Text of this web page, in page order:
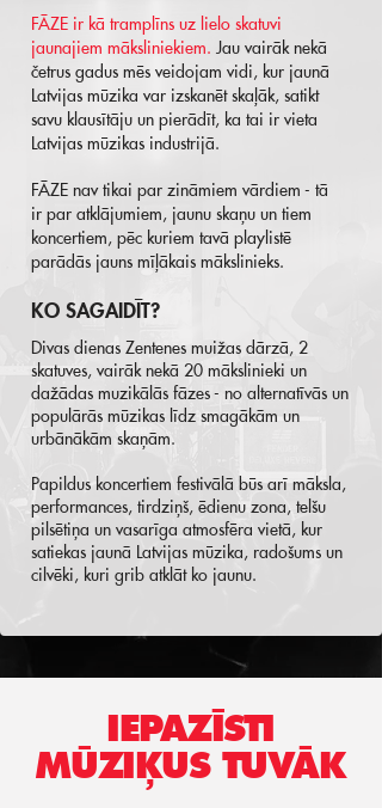
FĀZE ir kā tramplīns uz lielo skatuvi
jaunajiem māksliniekiem. Jau vairāk nekā
četrus gadus mēs veidojam vidi, kur jaunā
Latvijas mūzika var izskanēt skaļāk, satikt
savu klausītāju un pierādīt, ka tai ir vieta
Latvijas mūzikas industrijā.
FĀZE nav tikai par zināmiem vārdiem - tā
ir par atklājumiem, jaunu skaņu un tiem
koncertiem, pēc kuriem tavā playlistē
parādās jauns mīļākais mākslinieks.
KO SAGAIDĪT?
Divas dienas Zentenes muižas dārzā, 2
skatuves, vairāk nekā 20 mākslinieki un
dažādas muzikālās fāzes - no alternatīvās un
populārās mūzikas līdz smagākām un
urbānākām skaņām.
Papildus koncertiem festivālā būs arī māksla,
performances, tirdziņš, ēdienu zona, telšu
pilsētiņa un vasarīga atmosfēra vietā, kur
satiekas jaunā Latvijas mūzika, radošums un
cilvēki, kuri grib atklāt ko jaunu.
IEPAZĪSTI
MŪZIĶUS TUVĀK